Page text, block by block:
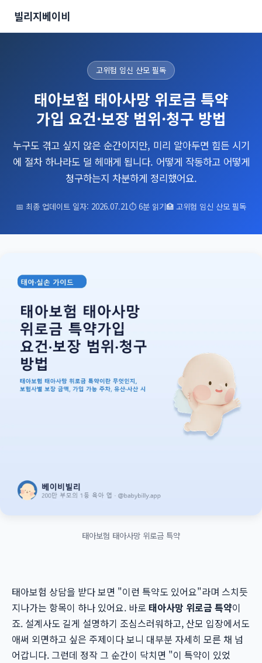
빌리지베이비
고위험 임신 산모 필독
태아보험 태아사망 위로금 특약
가입 요건·보장 범위·청구 방법
누구도 겪고 싶지 않은 순간이지만, 미리 알아두면 힘든 시기
에 절차 하나라도 덜 헤매게 됩니다. 어떻게 작동하고 어떻게
청구하는지 차분하게 정리했어요.
📅 최종 업데이트 일자: 2026.07.21⏱ 6분 읽기🏥 고위험 임신 산모 필독
태아보험 태아사망 위로금 특약
태아보험 상담을 받다 보면 "이런 특약도 있어요"라며 스치듯
지나가는 항목이 하나 있어요. 바로 태아사망 위로금 특약이
죠. 설계사도 길게 설명하기 조심스러워하고, 산모 입장에서도
애써 외면하고 싶은 주제이다 보니 대부분 자세히 모른 채 넘
어갑니다. 그런데 정작 그 순간이 닥치면 "이 특약이 있었